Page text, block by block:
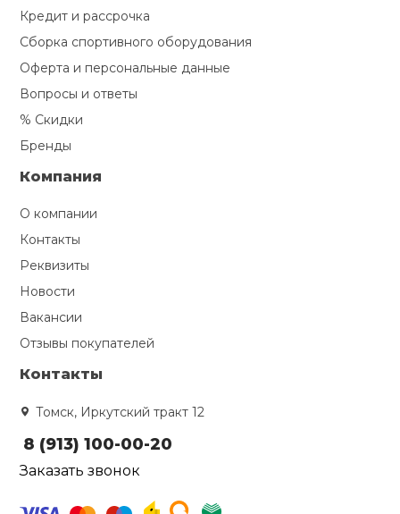
Кредит и рассрочка
Сборка спортивного оборудования
Оферта и персональные данные
Вопросы и ответы
% Скидки
Бренды
Компания
О компании
Контакты
Реквизиты
Новости
Вакансии
Отзывы покупателей
Контакты
Томск, Иркутский тракт 12
8 (913) 100-00-20
Заказать звонок